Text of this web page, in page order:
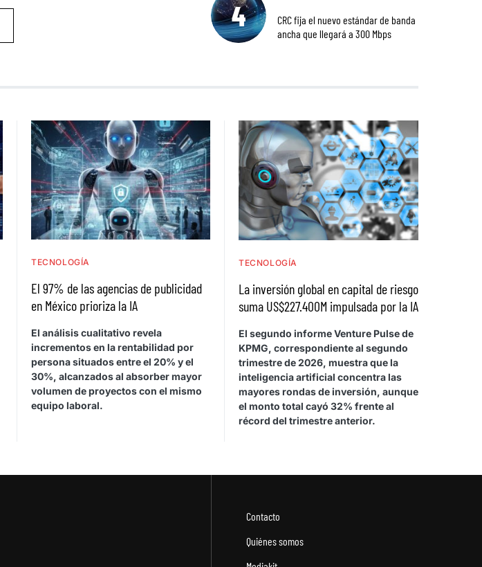
CRC fija el nuevo estándar de banda
ancha que llegará a 300 Mbps
TECNOLOGÍA
El 97% de las agencias de publicidad
en México prioriza la IA
El análisis cualitativo revela
incrementos en la rentabilidad por
persona situados entre el 20% y el
30%, alcanzados al absorber mayor
volumen de proyectos con el mismo
equipo laboral.
TECNOLOGÍA
La inversión global en capital de riesgo
suma US$227.400M impulsada por la IA
El segundo informe Venture Pulse de
KPMG, correspondiente al segundo
trimestre de 2026, muestra que la
inteligencia artificial concentra las
mayores rondas de inversión, aunque
el monto total cayó 32% frente al
récord del trimestre anterior.
Contacto
Quiénes somos